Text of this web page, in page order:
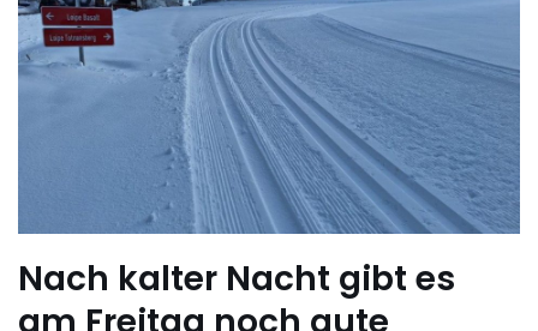
Nach kalter Nacht gibt es